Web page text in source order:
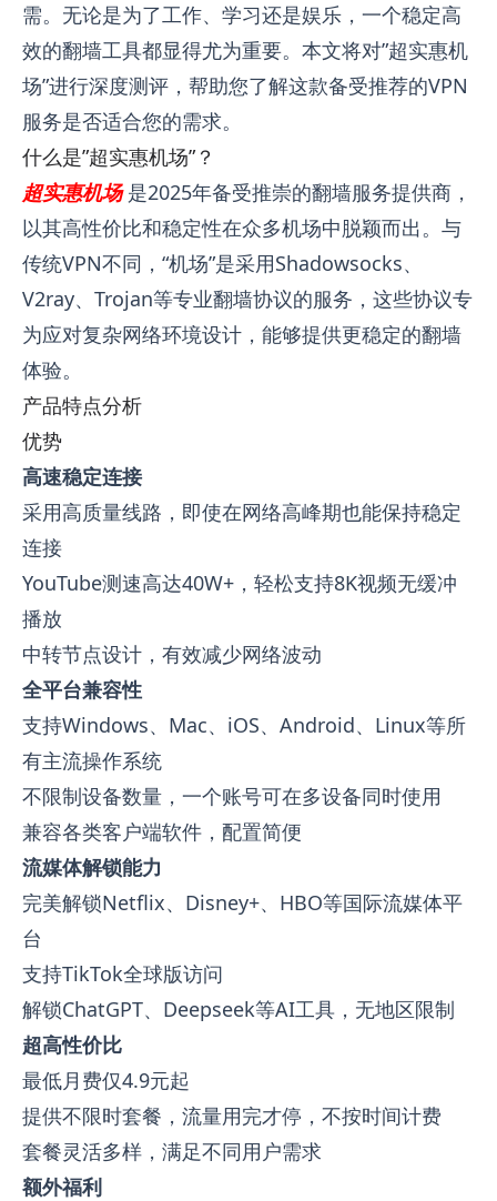
需。无论是为了工作、学习还是娱乐，一个稳定高
效的翻墙工具都显得尤为重要。本文将对”超实惠机
场”进行深度测评，帮助您了解这款备受推荐的VPN
服务是否适合您的需求。
什么是”超实惠机场”？
超实惠机场 是2025年备受推崇的翻墙服务提供商，
以其高性价比和稳定性在众多机场中脱颖而出。与
传统VPN不同，“机场”是采用Shadowsocks、
V2ray、Trojan等专业翻墙协议的服务，这些协议专
为应对复杂网络环境设计，能够提供更稳定的翻墙
体验。
产品特点分析
优势
高速稳定连接
采用高质量线路，即使在网络高峰期也能保持稳定
连接
YouTube测速高达40W+，轻松支持8K视频无缓冲
播放
中转节点设计，有效减少网络波动
全平台兼容性
支持Windows、Mac、iOS、Android、Linux等所
有主流操作系统
不限制设备数量，一个账号可在多设备同时使用
兼容各类客户端软件，配置简便
流媒体解锁能力
完美解锁Netflix、Disney+、HBO等国际流媒体平
台
支持TikTok全球版访问
解锁ChatGPT、Deepseek等AI工具，无地区限制
超高性价比
最低月费仅4.9元起
提供不限时套餐，流量用完才停，不按时间计费
套餐灵活多样，满足不同用户需求
额外福利